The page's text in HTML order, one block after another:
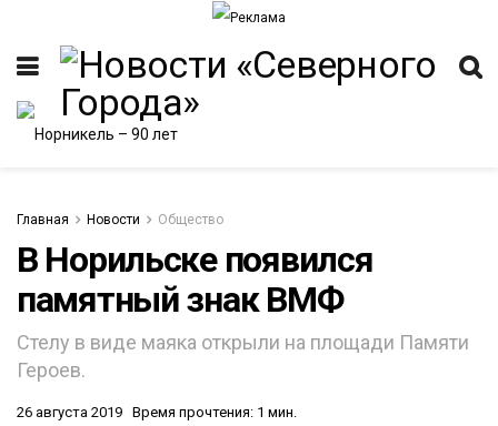
Главная Новости Общество
В Норильске появился
памятный знак ВМФ
Стелу в виде маяка открыли на площади Памяти
Героев.
26 августа 2019 Время прочтения: 1 мин.